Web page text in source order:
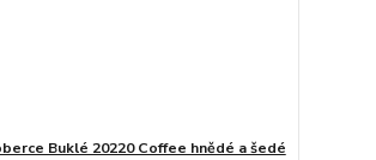
Buklé 20220 Coffee hnědé a šedé